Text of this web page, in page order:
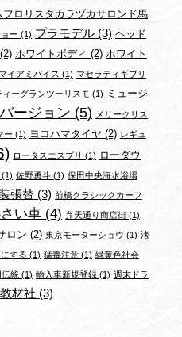
フロリスタカラヅカサロンド馬
ー (1) プラモデル (3) ヘッド
(2) ホワイトボディ (2) ホワイト
イアミバイス (1) マセラティギブリ
ィーグランツーリスモ (1)
ミュージ
ージョン (5) メリークリス
ー (1) ヨコハマタイヤ (2) レギュ
ロータスエスプリ (1) ローダウ
(1) 佐野勇斗 (1) 保田中央海水浴場
張替 (3) 前橋クラシックカーフ
い車 (4) 弁天通り商店街(1)
ロン (2) 東京モーターショウ (1) 渚
する (1) 猛毒注意 (1) 緑黄色社会
統 (1) 輸入車新規登録(1) 週末ドラ
材社 (3)